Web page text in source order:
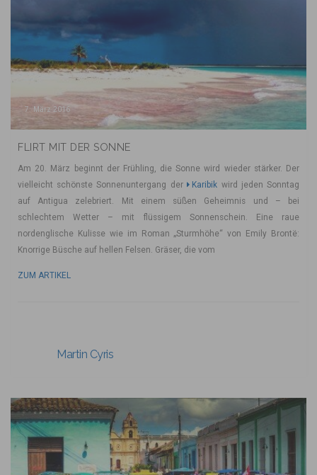
7. März 2016
FLIRT MIT DER SONNE
Am 20. März beginnt der Frühling, die Sonne wird wieder stärker. Der
vielleicht schönste Sonnenuntergang der
Karibik wird jeden Sonntag
auf Antigua zelebriert. Mit einem süßen Geheimnis und – bei
schlechtem Wetter – mit flüssigem Sonnenschein. Eine raue
nordenglische Kulisse wie im Roman „Sturmhöhe“ von Emily Brontë:
Knorrige Büsche auf hellen Felsen. Gräser, die vom
ZUM ARTIKEL
Martin Cyris